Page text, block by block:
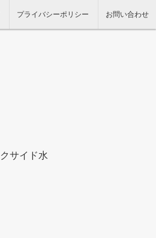
プライバシーポリシー お問い合わせ
サイド水